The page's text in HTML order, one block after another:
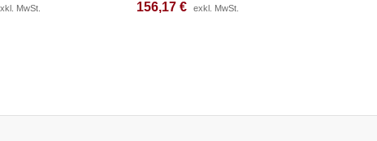
MwSt.
MwSt. 156,17 € exkl. MwSt.
156,17 € exkl. MwSt.